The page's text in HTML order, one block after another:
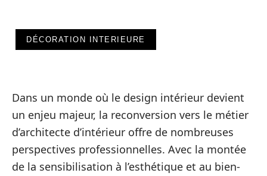
DÉCORATION INTERIEURE
Dans un monde où le design intérieur devient
un enjeu majeur, la reconversion vers le métier
d’architecte d’intérieur offre de nombreuses
perspectives professionnelles. Avec la montée
de la sensibilisation à l’esthétique et au bien-